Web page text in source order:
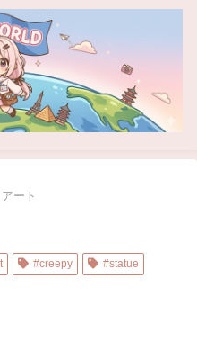
アート
#creepy #statue